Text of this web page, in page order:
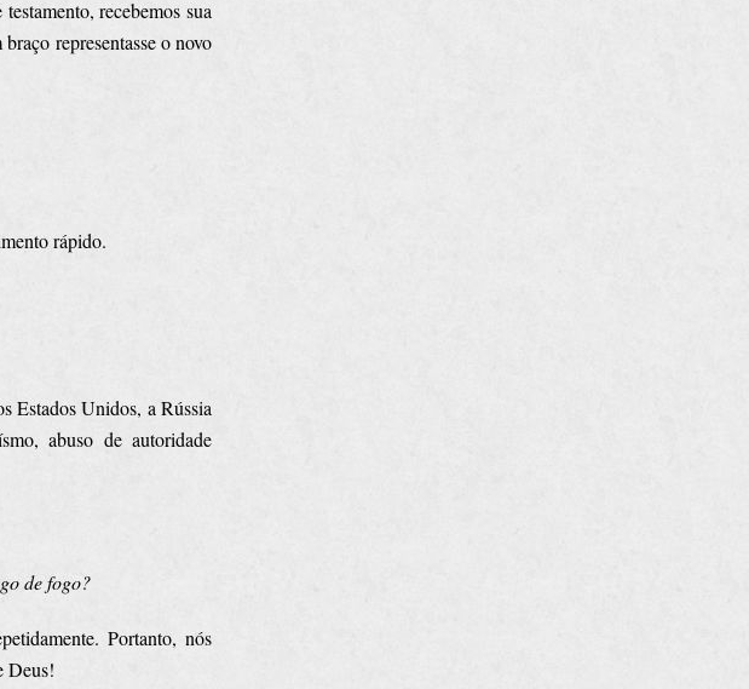
recebemos sua
representasse o novo
rápido.
Estados Unidos, a Rússia
abuso de autoridade
de fogo?
Portanto, nós
Deus!